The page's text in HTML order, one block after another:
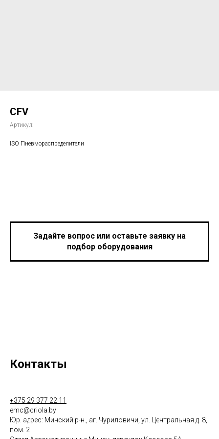
CFV
Артикул:
ISO Пневмораспределители
Задайте вопрос или оставьте заявку на
подбор оборудования
Контакты
+375 29 377 22 11
emc@criola.by
Юр. адрес: Минский р-н., аг. Чуриловичи, ул. Центральная д. 8,
пом. 2